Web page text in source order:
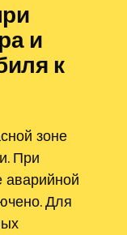
и
к
зоне
При
аварийной
Для